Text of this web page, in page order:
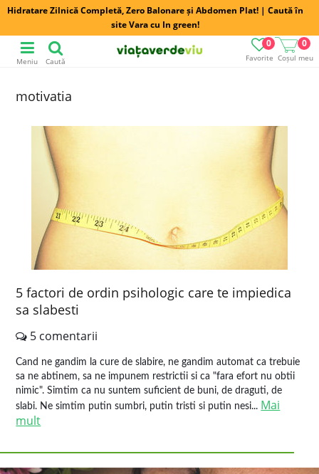
Hidratare Zilnică Completă, Zero Balonare și Abdomen Plat! | Caută în
site Vara cu In green!
Favorite
0
Coșul meu
0
Meniu Caută
motivatia
5 factori de ordin psihologic care te impiedica
sa slabesti
5 comentarii
Cand ne gandim la cure de slabire, ne gandim automat ca trebuie
sa ne abtinem, sa ne impunem restrictii si ca "fara efort nu obtii
nimic". Simtim ca nu suntem suficient de buni, de draguti, de
slabi. Ne simtim putin sumbri, putin tristi si putin nesi... Mai
mult